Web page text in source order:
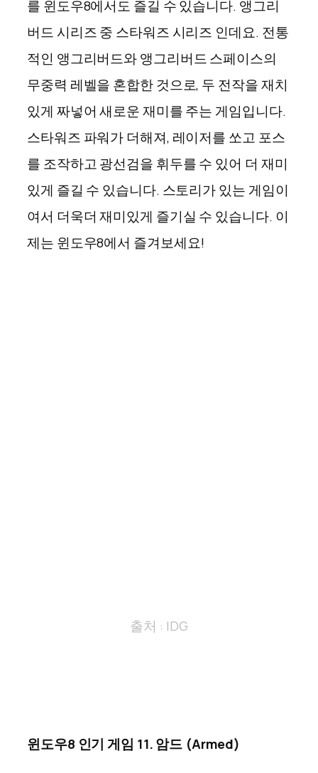
를 윈도우8에서도 즐길 수 있습니다. 앵그리
버드 시리즈 중 스타워즈 시리즈 인데요. 전통
적인 앵그리버드와 앵그리버드 스페이스의
무중력 레벨을 혼합한 것으로, 두 전작을 재치
있게 짜넣어 새로운 재미를 주는 게임입니다.
스타워즈 파워가 더해져, 레이저를 쏘고 포스
를 조작하고 광선검을 휘두를 수 있어 더 재미
있게 즐길 수 있습니다. 스토리가 있는 게임이
여서 더욱더 재미있게 즐기실 수 있습니다. 이
제는 윈도우8에서 즐겨보세요!
출처 : IDG
윈도우8 인기 게임 11. 암드 (Armed)